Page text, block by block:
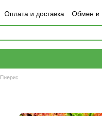
Оплата и доставка Обмен и
Пиерис